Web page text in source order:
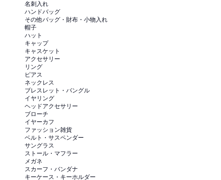
名刺入れ
ハンドバッグ
その他バッグ・財布・小物入れ
帽子
ハット
キャップ
キャスケット
アクセサリー
リング
ピアス
ネックレス
ブレスレット・バングル
イヤリング
ヘッドアクセサリー
ブローチ
イヤーカフ
ファッション雑貨
ベルト・サスペンダー
サングラス
ストール・マフラー
メガネ
スカーフ・バンダナ
キーケース・キーホルダー